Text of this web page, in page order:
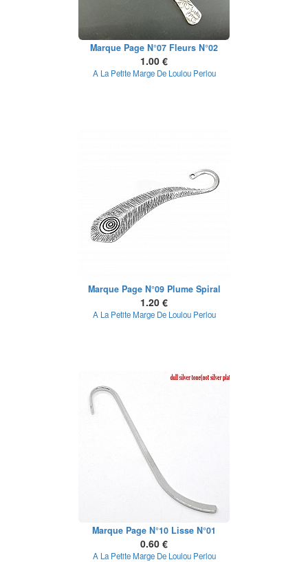
Marque Page N°07 Fleurs N°02
1.00 €
A La Petite Marge De Loulou Perlou
Marque Page N°09 Plume Spiral
1.20 €
A La Petite Marge De Loulou Perlou
Marque Page N°10 Lisse N°01
0.60 €
A La Petite Marge De Loulou Perlou